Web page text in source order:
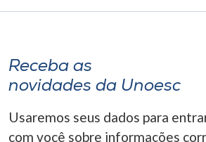
Receba as
novidades da Unoesc
Usaremos seus dados para
com você sobre informações